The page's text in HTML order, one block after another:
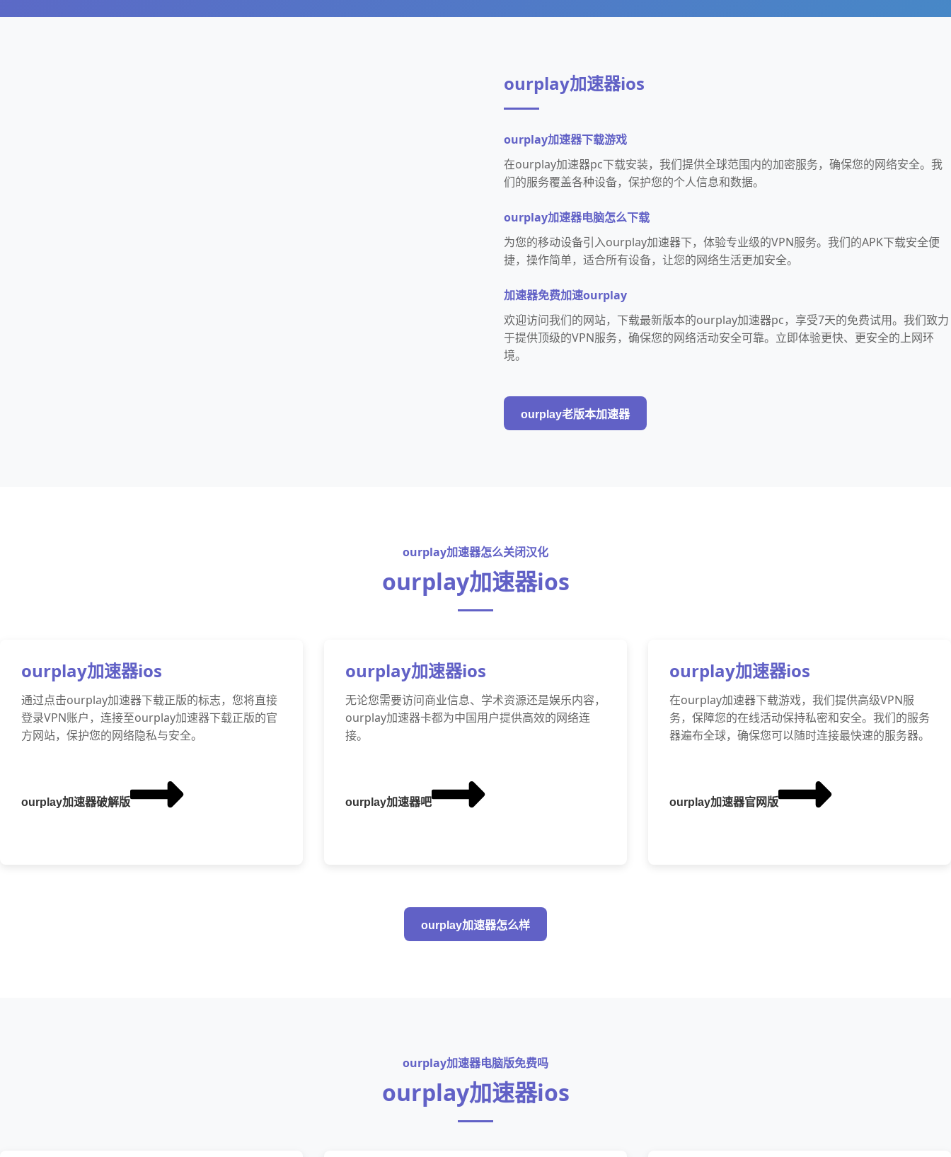
ourplay加速器ios
ourplay加速器下载游戏
在ourplay加速器pc下载安装，我们提供全球范围内的加密服务，确保您的网络安全。我
们的服务覆盖各种设备，保护您的个人信息和数据。
ourplay加速器电脑怎么下载
为您的移动设备引入ourplay加速器下，体验专业级的VPN服务。我们的APK下载安全便
捷，操作简单，适合所有设备，让您的网络生活更加安全。
加速器免费加速ourplay
欢迎访问我们的网站，下载最新版本的ourplay加速器pc，享受7天的免费试用。我们致力
于提供顶级的VPN服务，确保您的网络活动安全可靠。立即体验更快、更安全的上网环
境。
ourplay老版本加速器
ourplay加速器怎么关闭汉化
ourplay加速器ios
ourplay加速器ios
通过点击ourplay加速器下载正版的标志，您将直接
登录VPN账户，连接至ourplay加速器下载正版的官
方网站，保护您的网络隐私与安全。
ourplay加速器破解版
ourplay加速器ios
无论您需要访问商业信息、学术资源还是娱乐内容，
ourplay加速器卡都为中国用户提供高效的网络连
接。
ourplay加速器吧
ourplay加速器ios
在ourplay加速器下载游戏，我们提供高级VPN服
务，保障您的在线活动保持私密和安全。我们的服务
器遍布全球，确保您可以随时连接最快速的服务器。
ourplay加速器官网版
ourplay加速器怎么样
ourplay加速器电脑版免费吗
ourplay加速器ios